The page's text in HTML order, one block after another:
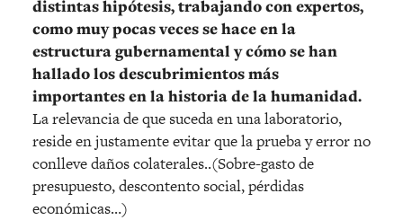
distintas hipótesis, trabajando con expertos,
como muy pocas veces se hace en la
estructura gubernamental y cómo se han
hallado los descubrimientos más
importantes en la historia de la humanidad.
La relevancia de que suceda en una laboratorio,
reside en justamente evitar que la prueba y error no
conlleve daños colaterales..(Sobre-gasto de
presupuesto, descontento social, pérdidas
económicas…)